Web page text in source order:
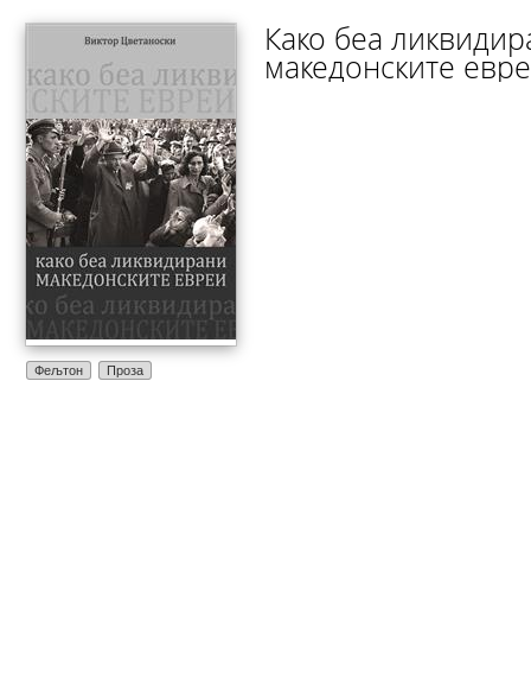
Фељтон Проза
Како беа
македонските